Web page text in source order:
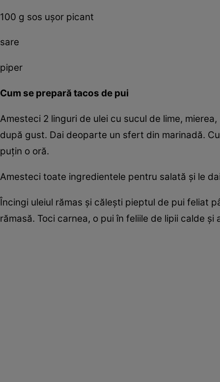
100 g sos uşor picant
sare
piper
Cum se prepară tacos de pui
Amesteci 2 linguri de ulei cu sucul de lime,
după gust. Dai deoparte un sfert din marinadă.
puţin o oră.
Amesteci toate ingredientele pentru salată şi le
Încingi uleiul rămas şi căleşti pieptul de pui feliat
rămasă. Toci carnea, o pui în feliile de lipii calde şi